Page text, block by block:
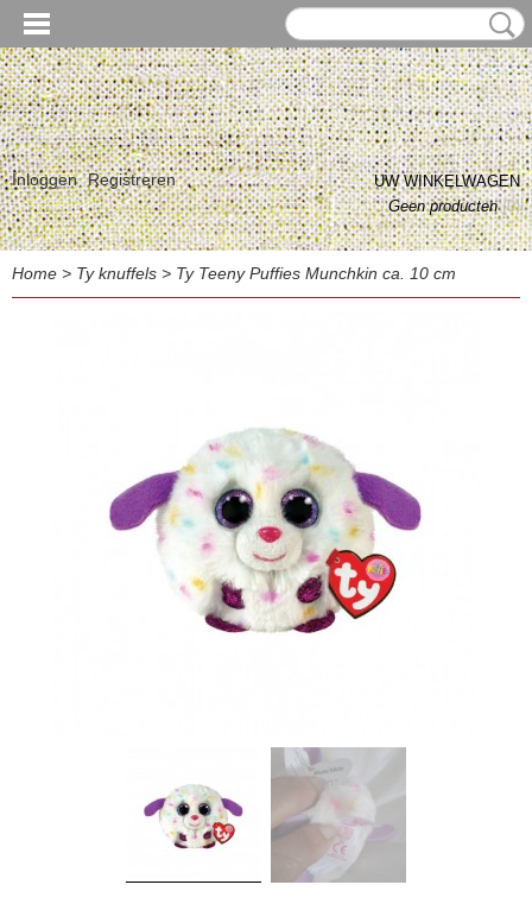
Inloggen Registreren
UW WINKELWAGEN
Geen producten(0)
Home > Ty knuffels > Ty Teeny Puffies Munchkin ca. 10 cm